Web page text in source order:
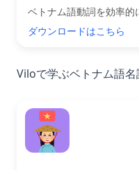
ベトナム語動詞を効率的
ダウンロードはこちら
Viloで学ぶベトナム語